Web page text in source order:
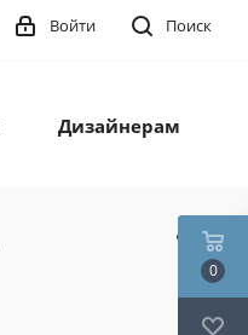
Поиск
Войти
Дизайнерам
0